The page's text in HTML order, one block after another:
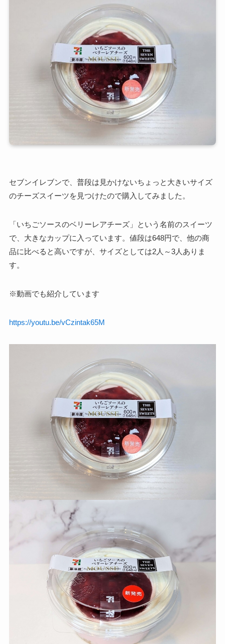
セブンイレブンで、普段は見かけないちょっと大きいサイズ
のチーズスイーツを見つけたので購入してみました。
「いちごソースのベリーレアチーズ」という名前のスイーツ
で、大きなカップに入っています。値段は648円で、他の商
品に比べると高いですが、サイズとしては2人～3人ありま
す。
※動画でも紹介しています
https://youtu.be/vCzintak65M